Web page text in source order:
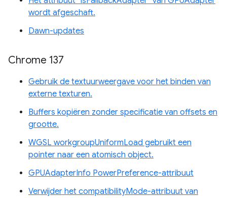
wordt afgeschaft.
Dawn-updates
Chrome 137
Gebruik de textuurweergave voor het binden van
externe texturen.
Buffers kopiëren zonder specificatie van offsets en
grootte.
WGSL workgroupUniformLoad gebruikt een
pointer naar een atomisch object.
GPUAdapterInfo PowerPreference-attribuut
Verwijder het compatibilityMode-attribuut van